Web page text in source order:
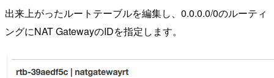
出来上がったルートテーブルを編集し、0.0.0.0/0のルーティ
ングにNAT GatewayのIDを指定します。